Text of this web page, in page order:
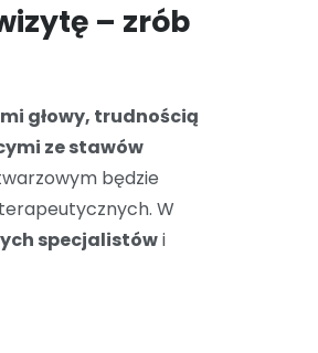
– zrób
głowy, trudnością
ze stawów
będzie
W
specjalistówi